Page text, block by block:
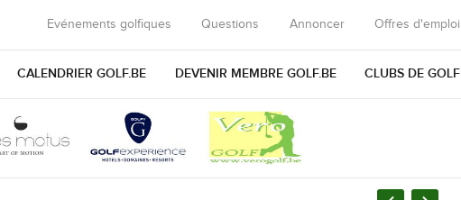
Evénements golfiques Questions Annoncer Offres d'emploi
CALENDRIER GOLF.BE DEVENIR MEMBRE GOLF.BE CLUBS DE GOLF